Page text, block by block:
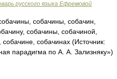
русского языка Ефремовой
собачины, собачин,
собачины, собачиной,
собачинах (Источник:
парадигма по А. А. Зализняку»)